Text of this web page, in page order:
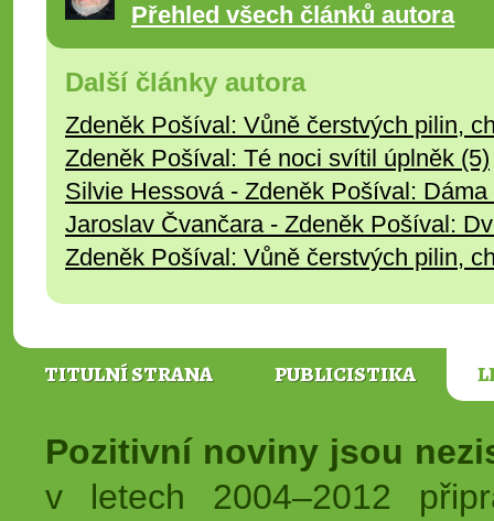
Přehled všech článků autora
Další články autora
Zdeněk Pošíval: Vůně čerstvých pilin,
Zdeněk Pošíval: Té noci svítil úplněk (5)
Silvie Hessová - Zdeněk Pošíval:
Jaroslav Čvančara - Zdeněk Pošíval:
Zdeněk Pošíval: Vůně čerstvých pilin,
TITULNÍ STRANA PUBLICISTIKA
Pozitivní noviny jsou
v letech 2004–2012